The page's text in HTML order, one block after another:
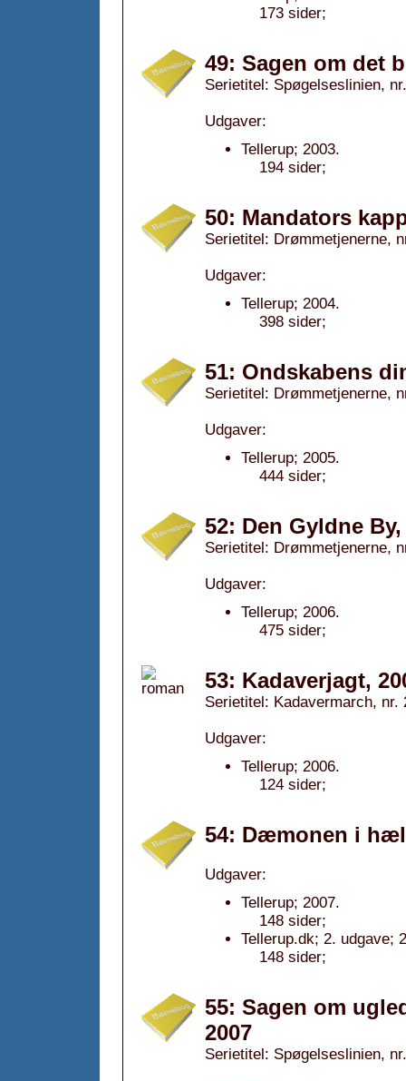
173 sider;
49: Sagen om det
Serietitel: Spøgelseslinien,
Udgaver:
Tellerup; 2003.
194 sider;
50: Mandators
Serietitel: Drømmetjenerne,
Udgaver:
Tellerup; 2004.
398 sider;
51: Ondskabens
Serietitel: Drømmetjenerne,
Udgaver:
Tellerup; 2005.
444 sider;
52: Den Gyldne By,
Serietitel: Drømmetjenerne,
Udgaver:
Tellerup; 2006.
475 sider;
53: Kadaverjagt,
Serietitel: Kadavermarch, nr.
Udgaver:
Tellerup; 2006.
124 sider;
54: Dæmonen i
Udgaver:
Tellerup; 2007.
148 sider;
Tellerup.dk; 2. udgave;
148 sider;
55: Sagen om
2007
Serietitel: Spøgelseslinien,